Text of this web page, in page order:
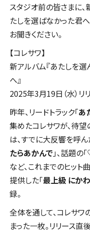
スタジオ前の皆さまに
たしを選ばなかった君
お聞きください。
【コレサワ】
新アルバム『あたしを
へ』
2025年3月19日（水）リ
昨年、リードトラック「あ
集めたコレサワが、待望
は、すでに大反響を呼ん
たらあかんで 」、話題の「
など、これまでのヒッ
提供した「最上級 にか
録。
全体を通して、コレサ
まった一枚。リリース直